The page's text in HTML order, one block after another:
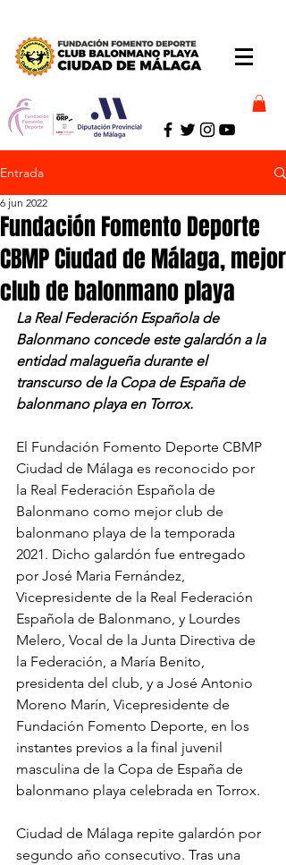
Entrada
Fundación Fomento Deporte
CBMP Ciudad de Málaga, mejor
club de balonmano playa
6 jun 2022
La Real Federación Española de
Balonmano concede este galardón a la
entidad malagueña durante el
transcurso de la Copa de España de
balonmano playa en Torrox.
El Fundación Fomento Deporte CBMP
Ciudad de Málaga es reconocido por
la Real Federación Española de
Balonmano como mejor club de
balonmano playa de la temporada
2021. Dicho galardón fue entregado
por José Maria Fernández,
Vicepresidente de la Real Federación
Española de Balonmano, y Lourdes
Melero, Vocal de la Junta Directiva de
la Federación, a María Benito,
presidenta del club, y a José Antonio
Moreno Marín, Vicepresidente de
Fundación Fomento Deporte, en los
instantes previos a la final juvenil
masculina de la Copa de España de
balonmano playa celebrada en Torrox.
Ciudad de Málaga repite galardón por
segundo año consecutivo. Tras una